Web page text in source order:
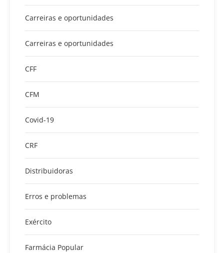
Carreiras e oportunidades
Carreiras e oportunidades
CFF
CFM
Covid-19
CRF
Distribuidoras
Erros e problemas
Exército
Farmácia Popular